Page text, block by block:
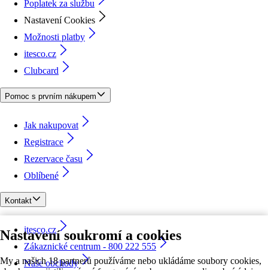
Nastavení soukromí a cookies
My a našich 18 partnerů používáme nebo ukládáme soubory cookies,
Poplatek za službu
Nastavení Cookies
Možnosti platby
itesco.cz
Clubcard
Pomoc s prvním nákupem
Jak nakupovat
Registrace
Rezervace času
Oblíbené
Kontakt
itesco.cz
Zákaznické centrum - 800 222 555
Naše obchody